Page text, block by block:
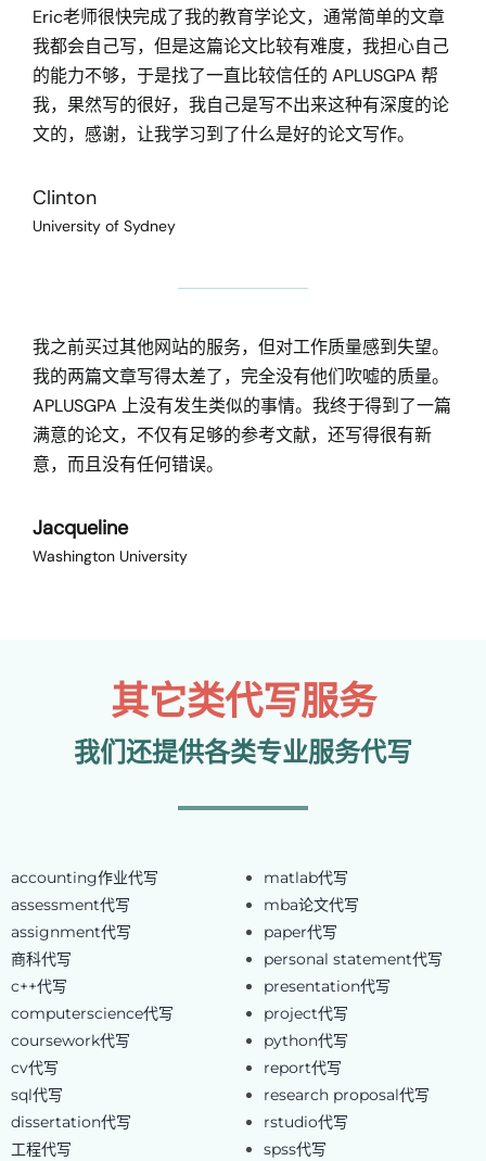
Eric老师很快完成了我的教育学论文，通常简单的文章
我都会自己写，但是这篇论文比较有难度，我担心自己
的能力不够，于是找了一直比较信任的 APLUSGPA 帮
我，果然写的很好，我自己是写不出来这种有深度的论
文的，感谢，让我学习到了什么是好的论文写作。
Clinton
University of Sydney
我之前买过其他网站的服务，但对工作质量感到失望。
我的两篇文章写得太差了，完全没有他们吹嘘的质量。
APLUSGPA 上没有发生类似的事情。我终于得到了一篇
满意的论文，不仅有足够的参考文献，还写得很有新
意，而且没有任何错误。
Jacqueline
Washington University
其它类代写服务
我们还提供各类专业服务代写
accounting作业代写
assessment代写
assignment代写
商科代写
c++代写
computerscience代写
coursework代写
cv代写
sql代写
dissertation代写
工程代写
matlab代写
mba论文代写
paper代写
personal statement代写
presentation代写
project代写
python代写
report代写
research proposal代写
rstudio代写
spss代写